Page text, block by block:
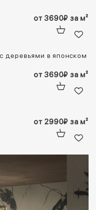
от 3690₽ за м²
от 3690₽ за м²
от 2990₽ за м²